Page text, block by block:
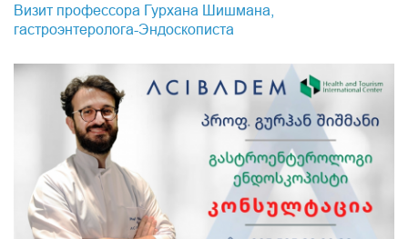
Визит профессора Гурхана Шишмана,
гастроэнтеролога-Эндоскопистa